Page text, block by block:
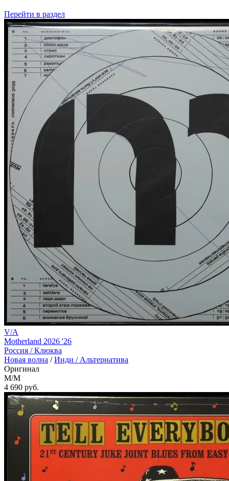
Перейти в раздел
V/A
Motherland 2026 '26
Россия /Клюква
Новая волна /Инди / Альтернатива
Оригинал
M/M
4 690 руб.